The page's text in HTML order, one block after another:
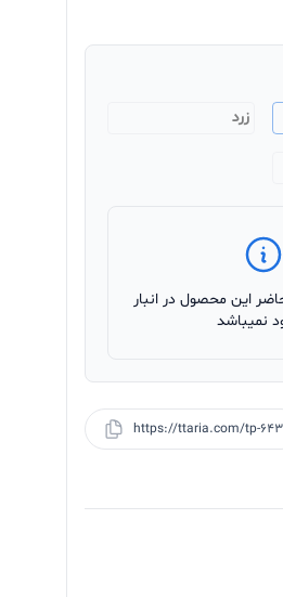
زرد
این محصول در انبار
نمیباشد
https://ttaria.com/tp-643